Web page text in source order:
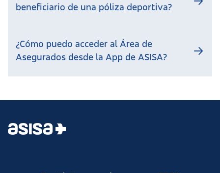
beneficiario de una póliza deportiva?
¿Cómo puedo acceder al Área de
Asegurados desde la App de ASISA?